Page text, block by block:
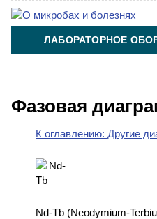
ЛАБОРАТОРНОЕ
Фазовая
К оглавлению: Другие
Nd-Tb (Neodymium-